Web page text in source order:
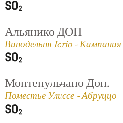
Альянико ДОП
Винодельня Iorio - Кампания
Монтепульчано Доп.
Поместье Улиссе - Абруццо